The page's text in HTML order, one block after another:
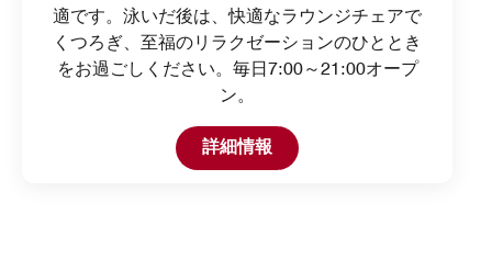
適です。泳いだ後は、快適なラウンジチェアで
くつろぎ、至福のリラクゼーションのひととき
をお過ごしください。毎日7:00～21:00オープ
ン。
詳細情報 Open in New Tab